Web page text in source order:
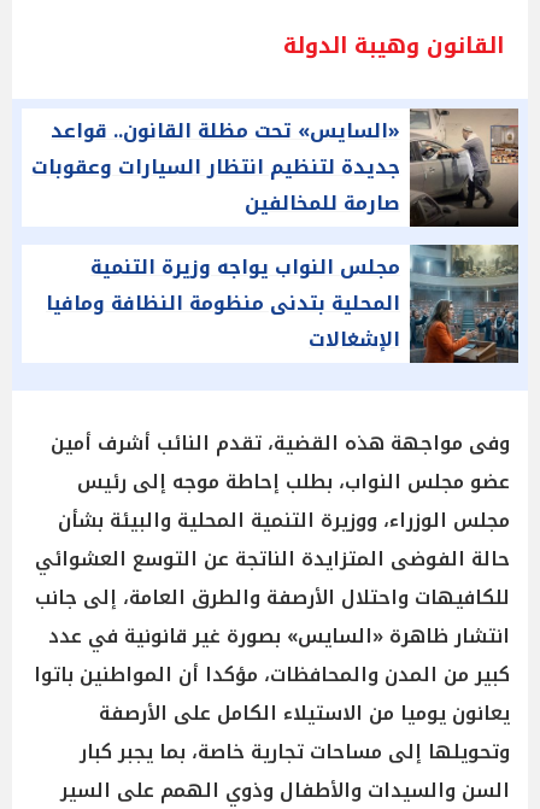
القانون وهيبة الدولة
«السايس» تحت مظلة القانون.. قواعد
جديدة لتنظيم انتظار السيارات وعقوبات
صارمة للمخالفين
مجلس النواب يواجه وزيرة التنمية
المحلية بتدنى منظومة النظافة ومافيا
الإشغالات
وفى مواجهة هذه القضية، تقدم النائب أشرف أمين
عضو مجلس النواب، بطلب إحاطة موجه إلى رئيس
مجلس الوزراء، ووزيرة التنمية المحلية والبيئة بشأن
حالة الفوضى المتزايدة الناتجة عن التوسع العشوائي
للكافيهات واحتلال الأرصفة والطرق العامة، إلى جانب
انتشار ظاهرة «السايس» بصورة غير قانونية في عدد
كبير من المدن والمحافظات، مؤكدا أن المواطنين باتوا
يعانون يوميا من الاستيلاء الكامل على الأرصفة
وتحويلها إلى مساحات تجارية خاصة، بما يجبر كبار
السن والسيدات والأطفال وذوي الهمم على السير